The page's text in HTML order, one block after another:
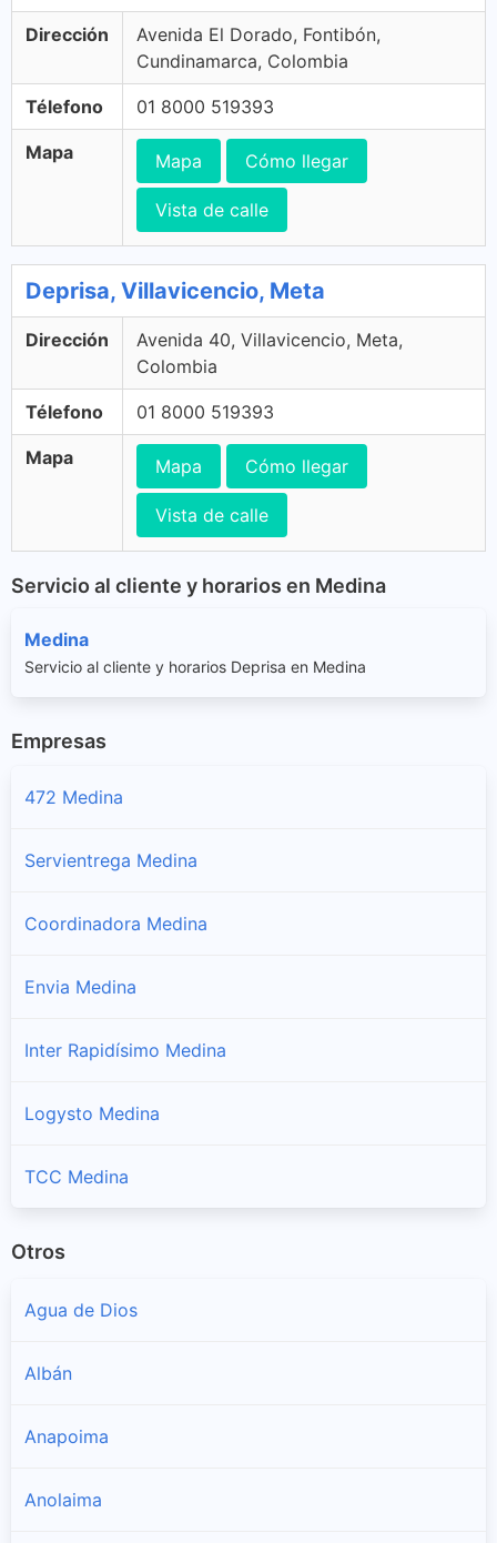
Dirección
Avenida El Dorado, Fontibón,
Cundinamarca, Colombia
Télefono 01 8000 519393
Mapa Mapa Cómo llegar
Vista de calle
Deprisa, Villavicencio, Meta
Dirección
Avenida 40, Villavicencio, Meta,
Colombia
Télefono 01 8000 519393
Mapa Mapa Cómo llegar
Vista de calle
Servicio al cliente y horarios en Medina
Medina
Servicio al cliente y horarios Deprisa en Medina
Empresas
472 Medina
Servientrega Medina
Coordinadora Medina
Envia Medina
Inter Rapidísimo Medina
Logysto Medina
TCC Medina
Otros
Agua de Dios
Albán
Anapoima
Anolaima